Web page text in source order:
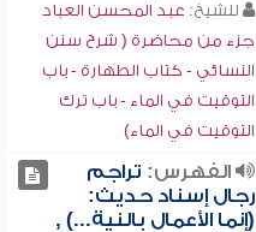
للشيخ: عبد المحسن العباد
جزء من محاضرة ( شرح سنن
النسائي - كتاب الطهارة - باب
التوقيت في الماء - باب ترك
التوقيت في الماء)
الفهرس: تراجم
رجال إسناد حديث:
(إنما الأعمال بالنية...) ,